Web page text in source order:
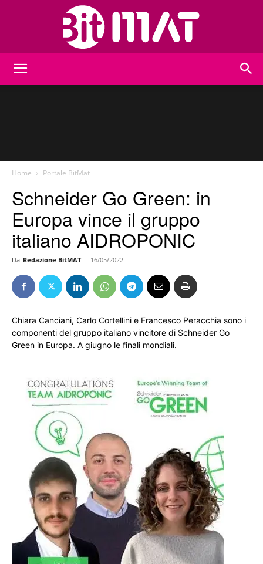
Home Portale BitMat
Schneider Go Green: in
Europa vince il gruppo
italiano AIDROPONIC
Da Redazione BitMAT - 16/05/2022
Chiara Canciani, Carlo Cortellini e Francesco Peracchia sono i
componenti del gruppo italiano vincitore di Schneider Go
Green in Europa. A giugno le finali mondiali.